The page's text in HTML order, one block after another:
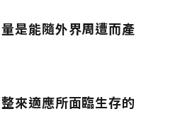
是能隨外界周遭而產
來適應所面臨生存的